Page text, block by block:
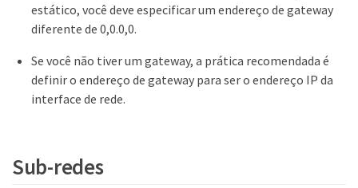
estático, você deve especificar um endereço de gateway
diferente de 0,0.0,0.
Se você não tiver um gateway, a prática recomendada é
definir o endereço de gateway para ser o endereço IP da
interface de rede.
Sub-redes